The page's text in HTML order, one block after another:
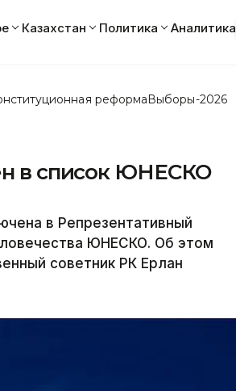
Казахстан Политика Аналитика
реформаВыборы-2026
в список ЮНЕСКО
в Репрезентативный
ЮНЕСКО. Об этом
советник РК Ерлан